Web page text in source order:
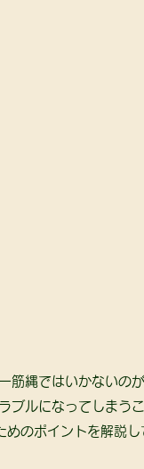
筋縄ではいかないの
ブルになってしまう
めのポイントを解説し